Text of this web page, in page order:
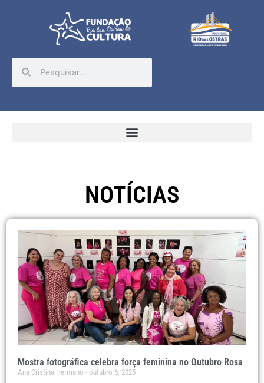
NOTÍCIAS
Mostra fotográfica celebra força feminina no Outubro Rosa
Ana Cristina Hermano outubro 6, 2025